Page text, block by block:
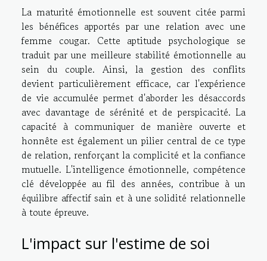
La maturité émotionnelle est souvent citée parmi
les bénéfices apportés par une relation avec une
femme cougar. Cette aptitude psychologique se
traduit par une meilleure stabilité émotionnelle au
sein du couple. Ainsi, la gestion des conflits
devient particulièrement efficace, car l'expérience
de vie accumulée permet d'aborder les désaccords
avec davantage de sérénité et de perspicacité. La
capacité à communiquer de manière ouverte et
honnête est également un pilier central de ce type
de relation, renforçant la complicité et la confiance
mutuelle. L'intelligence émotionnelle, compétence
clé développée au fil des années, contribue à un
équilibre affectif sain et à une solidité relationnelle
à toute épreuve.
L'impact sur l'estime de soi